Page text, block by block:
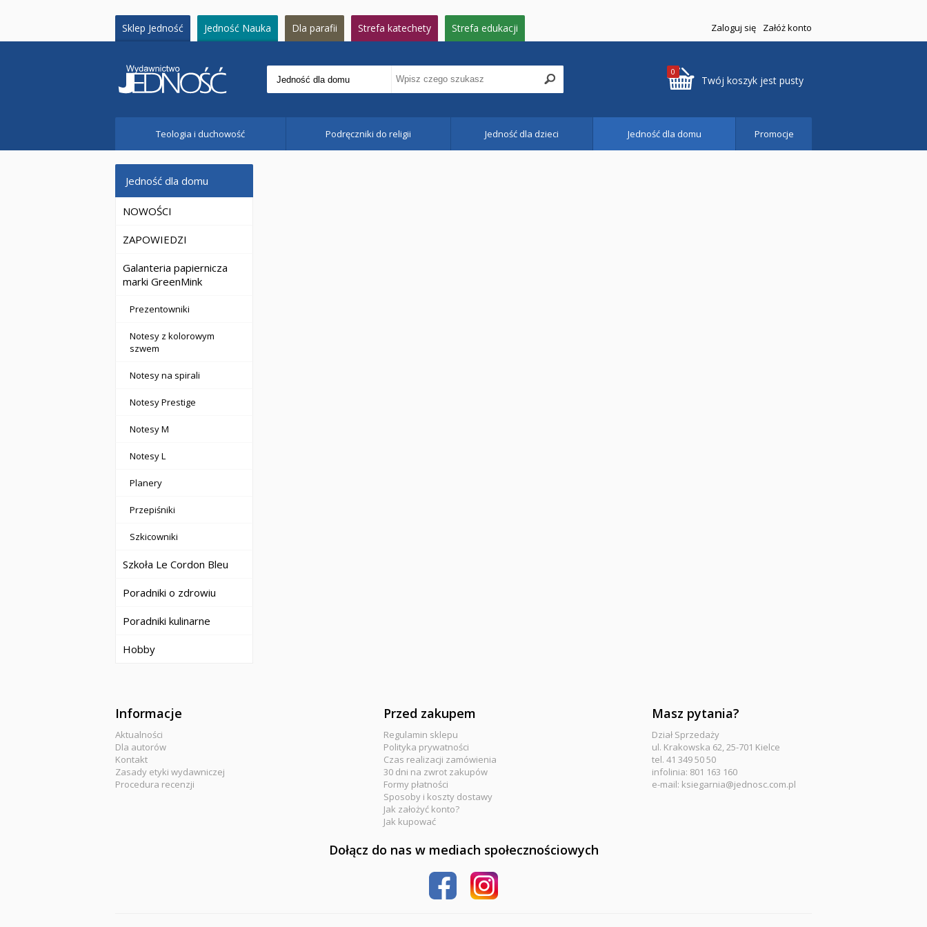
Sklep Jedność Jedność Nauka Dla parafii Strefa katechety Strefa edukacji Zaloguj się Załóż konto
0
Twój koszyk jest pusty
Teologia i duchowość Podręczniki do religii Jedność dla dzieci Jedność dla domu Promocje
Jedność dla domu
NOWOŚCI
ZAPOWIEDZI
Galanteria papiernicza
marki GreenMink
Prezentowniki
Notesy z kolorowym
szwem
Notesy na spirali
Notesy Prestige
Notesy M
Notesy L
Planery
Przepiśniki
Szkicowniki
Szkoła Le Cordon Bleu
Poradniki o zdrowiu
Poradniki kulinarne
Hobby
Informacje
Aktualności
Dla autorów
Kontakt
Zasady etyki wydawniczej
Procedura recenzji
Przed zakupem
Regulamin sklepu
Polityka prywatności
Czas realizacji zamówienia
30 dni na zwrot zakupów
Formy płatności
Sposoby i koszty dostawy
Jak założyć konto?
Jak kupować
Masz pytania?
Dział Sprzedaży
ul. Krakowska 62, 25-701 Kielce
tel. 41 349 50 50
infolinia: 801 163 160
e-mail: ksiegarnia@jednosc.com.pl
Dołącz do nas w mediach społecznościowych